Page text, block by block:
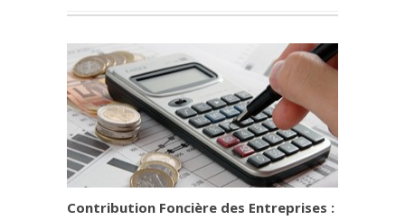
Contribution Foncière des Entreprises :